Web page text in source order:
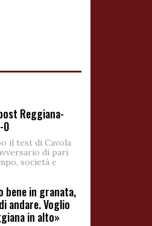
Reggiana-
0
il test di Cavola
di pari
società e
bene in granata,
andare. Voglio
in alto»